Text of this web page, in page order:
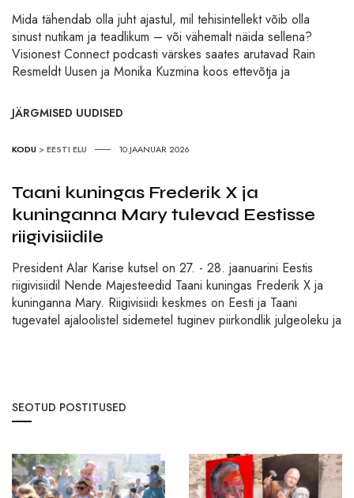
Mida tähendab olla juht ajastul, mil tehisintellekt võib olla
sinust nutikam ja teadlikum – või vähemalt näida sellena?
Visionest Connect podcasti värskes saates arutavad Rain
Resmeldt Uusen ja Monika Kuzmina koos ettevõtja ja
JÄRGMISED UUDISED
KODU >EESTI ELU 10.JAANUAR 2026
Taani kuningas Frederik X ja
kuninganna Mary tulevad Eestisse
riigivisiidile
President Alar Karise kutsel on 27. - 28. jaanuarini Eestis
riigivisiidil Nende Majesteedid Taani kuningas Frederik X ja
kuninganna Mary. Riigivisiidi keskmes on Eesti ja Taani
tugevatel ajaloolistel sidemetel tuginev piirkondlik julgeoleku ja
SEOTUD POSTITUSED